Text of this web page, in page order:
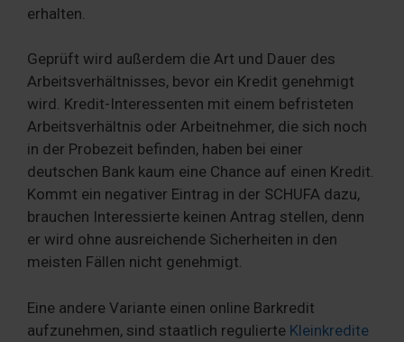
erhalten.
Geprüft wird außerdem die Art und Dauer des
Arbeitsverhältnisses, bevor ein Kredit genehmigt
wird. Kredit-Interessenten mit einem befristeten
Arbeitsverhältnis oder Arbeitnehmer, die sich noch
in der Probezeit befinden, haben bei einer
deutschen Bank kaum eine Chance auf einen Kredit.
Kommt ein negativer Eintrag in der SCHUFA dazu,
brauchen Interessierte keinen Antrag stellen, denn
er wird ohne ausreichende Sicherheiten in den
meisten Fällen nicht genehmigt.
Eine andere Variante einen online Barkredit
aufzunehmen, sind staatlich regulierte Kleinkredite